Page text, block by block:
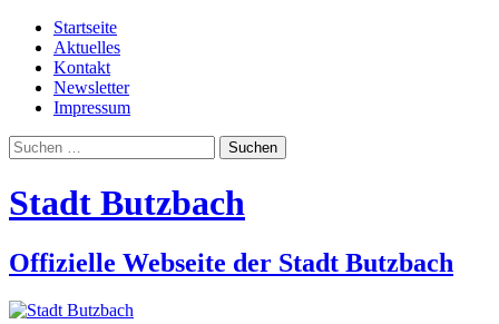
Startseite
Aktuelles
Kontakt
Newsletter
Impressum
Suchen
nach:
Stadt Butzbach
Offizielle Webseite der Stadt Butzbach